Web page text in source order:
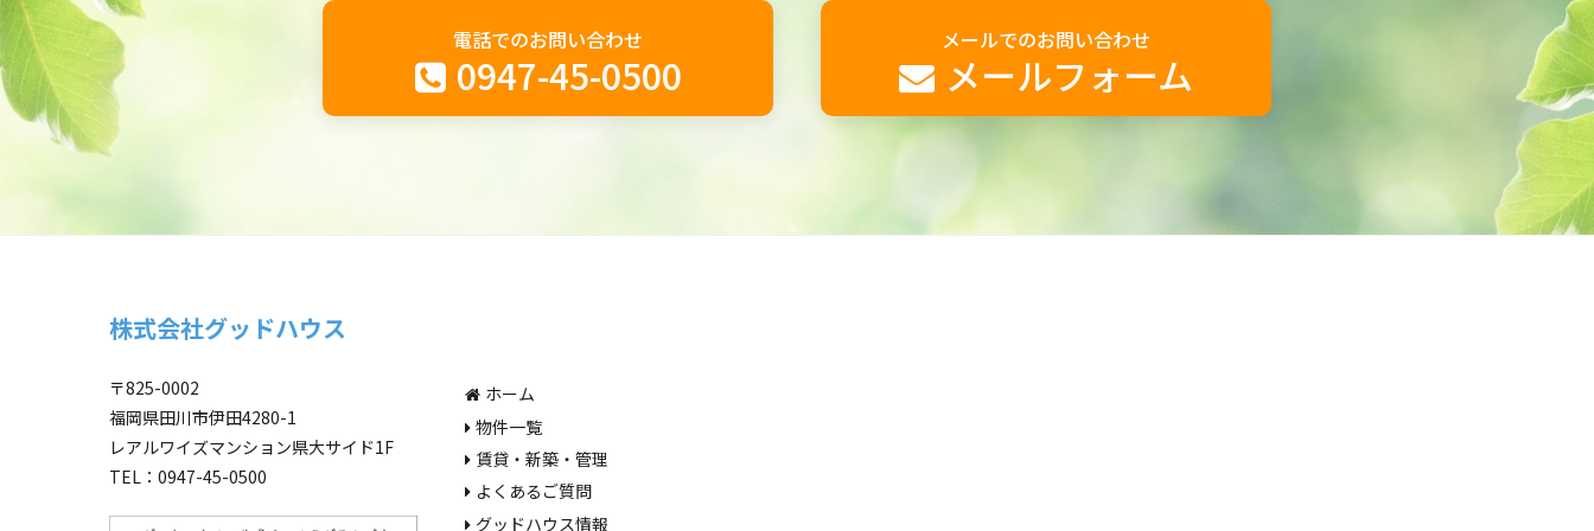
電話でのお問い合わせ
0947-45-0500
メールでのお問い合わせ
メールフォーム
株式会社グッドハウス
〒825-0002
福岡県田川市伊田4280-1
レアルワイズマンション県大サイド1F
TEL：0947-45-0500
ホーム
物件一覧
賃貸・新築・管理
よくあるご質問
グッドハウス情報